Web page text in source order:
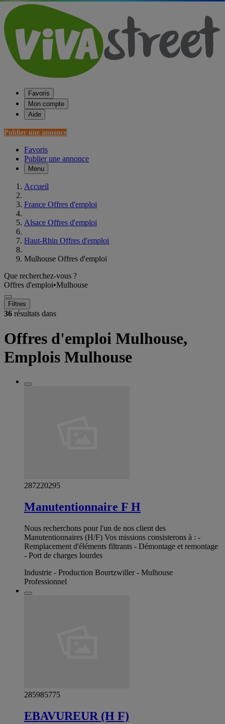
Favoris
Mon compte
Aide
Publier une annonce
Favoris
Publier une annonce
Menu
Accueil
France Offres d'emploi
Alsace Offres d'emploi
Haut-Rhin Offres d'emploi
Mulhouse Offres d'emploi
Que recherchez-vous ?
Offres d'emploi•Mulhouse
Filtres
36 résultats dans
Offres d'emploi Mulhouse,
Emplois Mulhouse
287220295
Manutentionnaire F H
Nous recherchons pour l'un de nos client des
Manutentionnaires (H/F) Vos missions consisterons à : -
Remplacement d'éléments filtrants - Démontage et remontage
- Port de charges lourdes
Industrie - Production Bourtzwiller - Mulhouse
Professionnel
285985775
EBAVUREUR (H F)